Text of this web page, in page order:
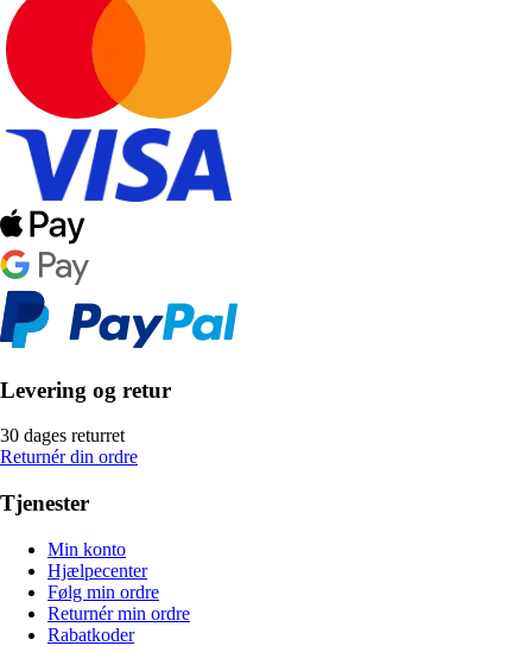
Levering og retur
30 dages returret
Returnér din ordre
Tjenester
Min konto
Hjælpecenter
Følg min ordre
Returnér min ordre
Rabatkoder